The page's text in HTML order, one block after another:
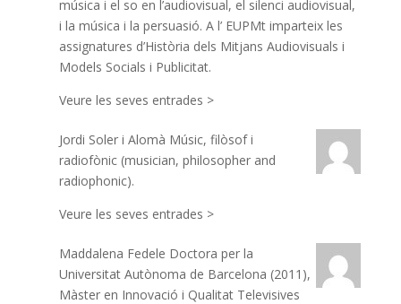
música i el so en l’audiovisual, el silenci audiovisual,
i la música i la persuasió. A l’ EUPMt imparteix les
assignatures d’Història dels Mitjans Audiovisuals i
Models Socials i Publicitat.
Veure les seves entrades >
Jordi Soler i Alomà Músic, filòsof i
radiofònic (musician, philosopher and
radiophonic).
Veure les seves entrades >
Maddalena Fedele Doctora per la
Universitat Autònoma de Barcelona (2011),
Màster en Innovació i Qualitat Televisives